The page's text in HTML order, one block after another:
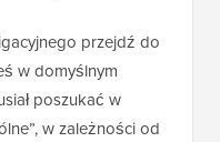
przejdź do
w domyślnym
poszukać w
w zależności od